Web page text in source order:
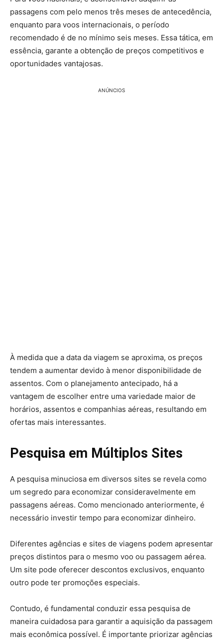
passagens com pelo menos três meses de antecedência,
enquanto para voos internacionais, o período
recomendado é de no mínimo seis meses. Essa tática, em
essência, garante a obtenção de preços competitivos e
oportunidades vantajosas.
ANÚNCIOS
À medida que a data da viagem se aproxima, os preços
tendem a aumentar devido à menor disponibilidade de
assentos. Com o planejamento antecipado, há a
vantagem de escolher entre uma variedade maior de
horários, assentos e companhias aéreas, resultando em
ofertas mais interessantes.
Pesquisa em Múltiplos Sites
A pesquisa minuciosa em diversos sites se revela como
um segredo para economizar consideravelmente em
passagens aéreas. Como mencionado anteriormente, é
necessário investir tempo para economizar dinheiro.
Diferentes agências e sites de viagens podem apresentar
preços distintos para o mesmo voo ou passagem aérea.
Um site pode oferecer descontos exclusivos, enquanto
outro pode ter promoções especiais.
Contudo, é fundamental conduzir essa pesquisa de
maneira cuidadosa para garantir a aquisição da passagem
mais econômica possível. É importante priorizar agências